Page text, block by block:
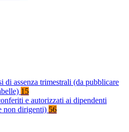
di assenza trimestrali (da pubblicare
15
e autorizzati ai dipendenti
non dirigenti) 56